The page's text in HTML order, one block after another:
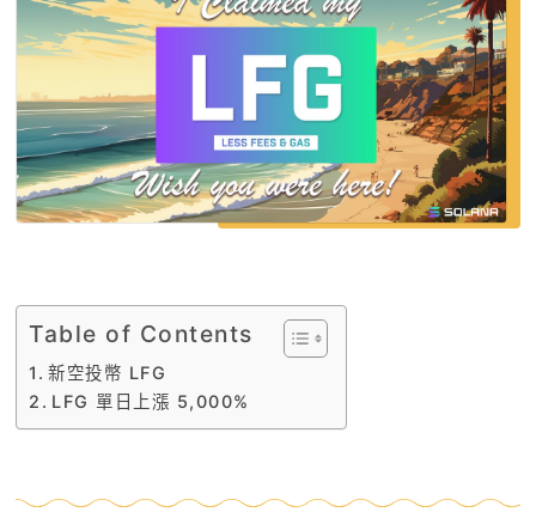
Table of Contents
新空投幣 LFG
LFG 單日上漲 5,000%